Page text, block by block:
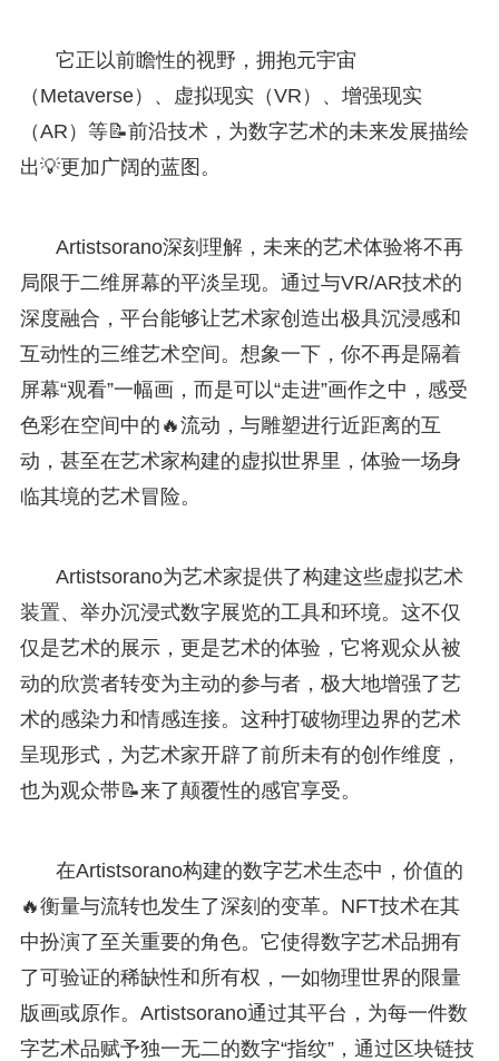
它正以前瞻性的视野，拥抱元宇宙
（Metaverse）、虚拟现实（VR）、增强现实
（AR）等📝前沿技术，为数字艺术的未来发展描绘
出💡更加广阔的蓝图。
Artistsorano深刻理解，未来的艺术体验将不再
局限于二维屏幕的平淡呈现。通过与VR/AR技术的
深度融合，平台能够让艺术家创造出极具沉浸感和
互动性的三维艺术空间。想象一下，你不再是隔着
屏幕“观看”一幅画，而是可以“走进”画作之中，感受
色彩在空间中的🔥流动，与雕塑进行近距离的互
动，甚至在艺术家构建的虚拟世界里，体验一场身
临其境的艺术冒险。
Artistsorano为艺术家提供了构建这些虚拟艺术
装置、举办沉浸式数字展览的工具和环境。这不仅
仅是艺术的展示，更是艺术的体验，它将观众从被
动的欣赏者转变为主动的参与者，极大地增强了艺
术的感染力和情感连接。这种打破物理边界的艺术
呈现形式，为艺术家开辟了前所未有的创作维度，
也为观众带📝来了颠覆性的感官享受。
在Artistsorano构建的数字艺术生态中，价值的
🔥衡量与流转也发生了深刻的变革。NFT技术在其
中扮演了至关重要的角色。它使得数字艺术品拥有
了可验证的稀缺性和所有权，一如物理世界的限量
版画或原作。Artistsorano通过其平台，为每一件数
字艺术品赋予独一无二的数字“指纹”，通过区块链技